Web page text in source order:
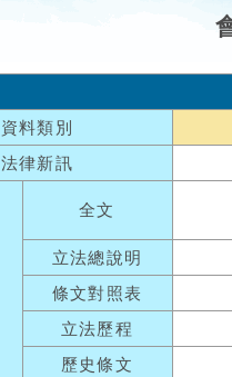
資料類別
法律新訊
全文
立法總說明
條文對照表
立法歷程
歷史條文